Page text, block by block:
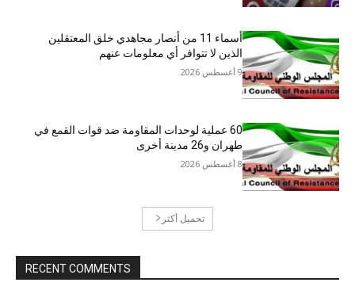
أسماء 11 من أنصار مجاهدي خلق المعتقلين
الذين لا تتوافر أي معلومات عنهم
9 أغسطس 2026
60 عملية لوحدات المقاومة ضد قوات القمع في
طهران و26 مدينة أخرى
8 أغسطس 2026
تحميل أكثر
RECENT COMMENTS